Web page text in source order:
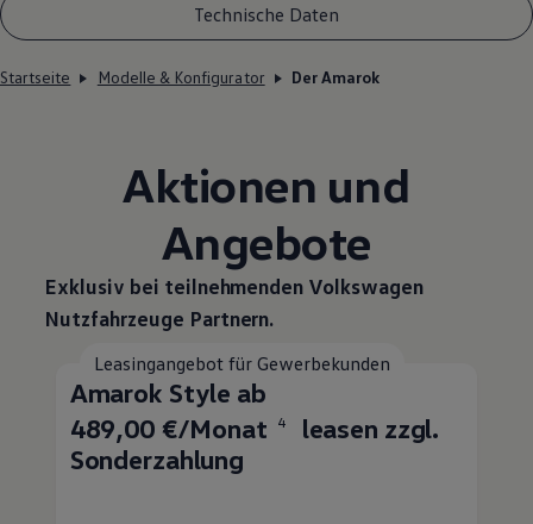
Technische Daten
Startseite Modelle & Konfigurator Der Amarok
Aktionen und
Angebote
Exklusiv bei teilnehmenden Volkswagen
Nutzfahrzeuge Partnern.
Leasingangebot für Gewerbekunden
Amarok Style ab
489,00 €/Monat
4
leasen zzgl.
Sonderzahlung